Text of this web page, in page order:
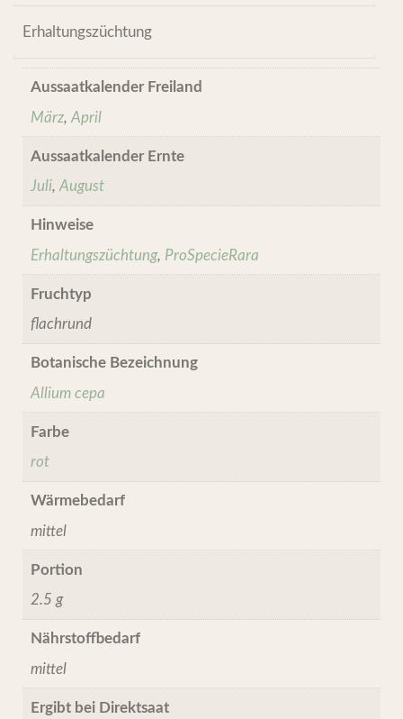
Erhaltungszüchtung
Aussaatkalender Freiland
März, April
Aussaatkalender Ernte
Juli,August
Hinweise
Erhaltungszüchtung, ProSpecieRara
Fruchtyp
flachrund
Botanische Bezeichnung
Allium cepa
Farbe
rot
Wärmebedarf
mittel
Portion
2.5 g
Nährstoffbedarf
mittel
Ergibt bei Direktsaat